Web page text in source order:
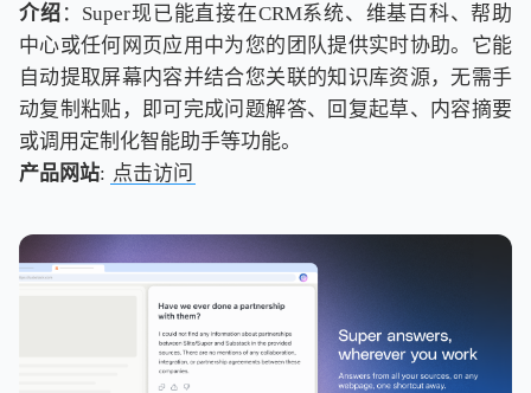
介绍 ：Super现已能直接在CRM系统、维基百科、帮助
中心或任何网页应用中为您的团队提供实时协助。它能
自动提取屏幕内容并结合您关联的知识库资源，无需手
动复制粘贴，即可完成问题解答、回复起草、内容摘要
或调用定制化智能助手等功能。
产品网站: 点击访问